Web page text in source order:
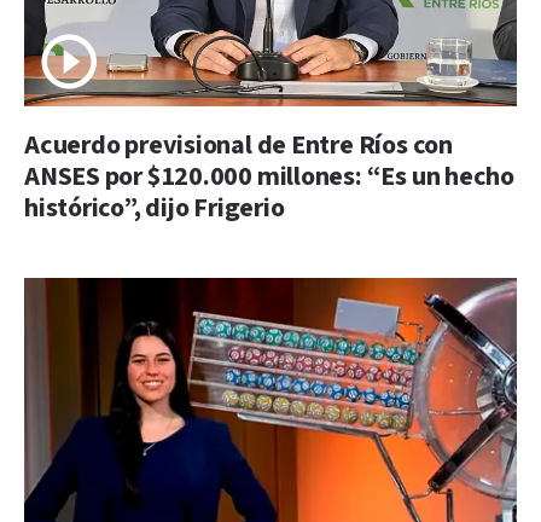
Acuerdo previsional de Entre Ríos con
ANSES por $120.000 millones: “Es un hecho
histórico”, dijo Frigerio